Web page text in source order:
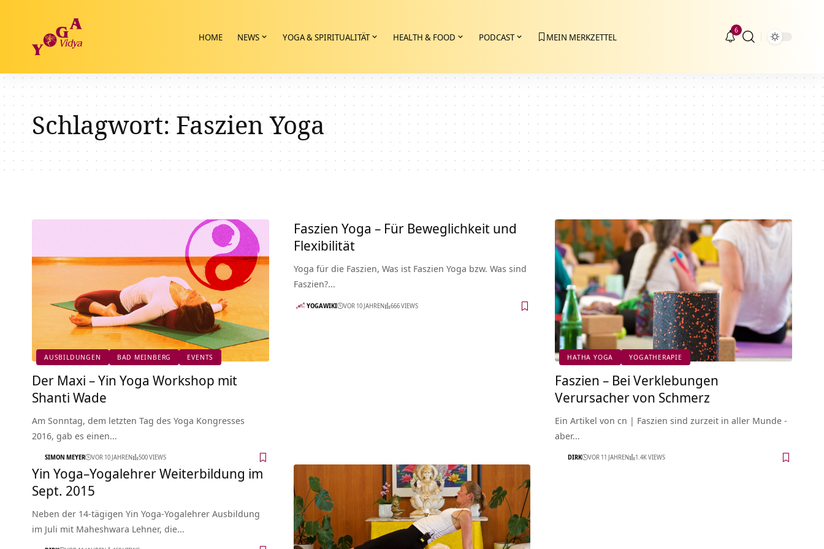
HOME NEWS YOGA & SPIRITUALITÄT HEALTH & FOOD PODCAST MEIN MERKZETTEL
6
Schlagwort:Faszien Yoga
AUSBILDUNGEN BAD MEINBERG EVENTS
Der Maxi – Yin Yoga Workshop mit
Shanti Wade
Am Sonntag, dem letzten Tag des Yoga Kongresses
2016, gab es einen…
SIMON MEYER VOR 10 JAHREN 500 VIEWS
Faszien Yoga – Für Beweglichkeit und
Flexibilität
Yoga für die Faszien, Was ist Faszien Yoga bzw. Was sind
Faszien?…
YOGAWIKI VOR 10 JAHREN 666 VIEWS
HATHA YOGA YOGATHERAPIE
Faszien – Bei Verklebungen
Verursacher von Schmerz
Ein Artikel von cn | Faszien sind zurzeit in aller Munde -
aber…
DIRK VOR 11 JAHREN 1.4K VIEWS
Yin Yoga–Yogalehrer Weiterbildung im
Sept. 2015
Neben der 14-tägigen Yin Yoga-Yogalehrer Ausbildung
im Juli mit Maheshwara Lehner, die…